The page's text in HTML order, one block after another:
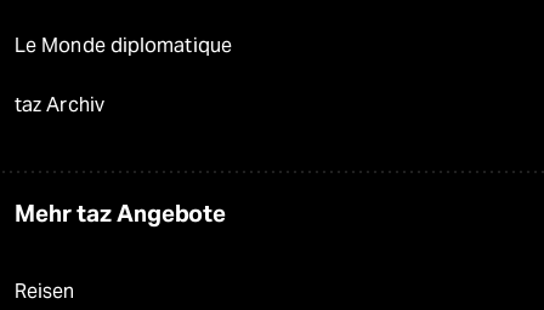
Le Monde diplomatique
taz Archiv
Mehr taz Angebote
Reisen